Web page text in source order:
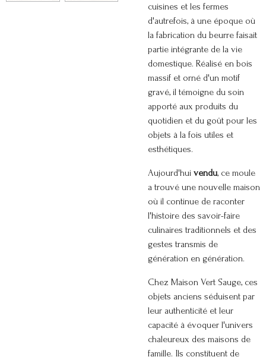
cuisines et les fermes
d'autrefois, à une époque où
la fabrication du beurre faisait
partie intégrante de la vie
domestique. Réalisé en bois
massif et orné d'un motif
gravé, il témoigne du soin
apporté aux produits du
quotidien et du goût pour les
objets à la fois utiles et
esthétiques.
Aujourd'hui vendu, ce moule
a trouvé une nouvelle maison
où il continue de raconter
l'histoire des savoir-faire
culinaires traditionnels et des
gestes transmis de
génération en génération.
Chez Maison Vert Sauge, ces
objets anciens séduisent par
leur authenticité et leur
capacité à évoquer l'univers
chaleureux des maisons de
famille. Ils constituent de